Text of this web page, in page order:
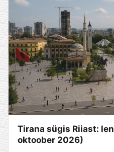
Tirana sügis Riiast:
oktoober 2026)